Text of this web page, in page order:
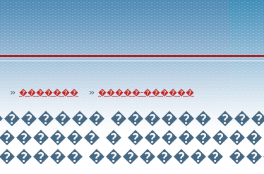
» ������� » �����-������
������
�
��������